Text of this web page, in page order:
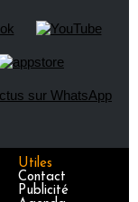
Utiles
Contact
Publicité